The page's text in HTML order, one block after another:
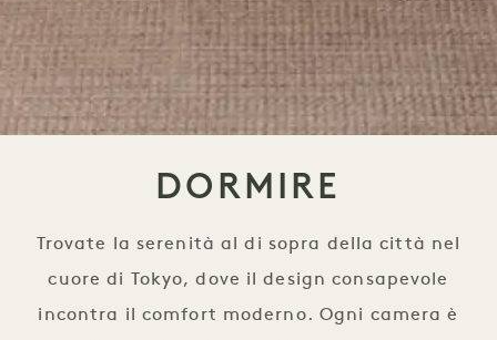
DORMIRE
Trovate la serenità al di sopra della città nel
cuore di Tokyo, dove il design consapevole
incontra il comfort moderno. Ogni camera è